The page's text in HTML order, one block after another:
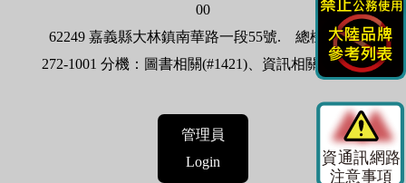
00
62249 嘉義縣大林鎮南華路一段55號.
總機：05-
272-1001 分機：圖書相關(#1421)、資訊相關(#1524)
管理員
Login